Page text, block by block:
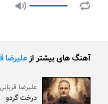
آهنگ های بیشتر ازعلیرضا
علیرضا قربانی
درخت گردو